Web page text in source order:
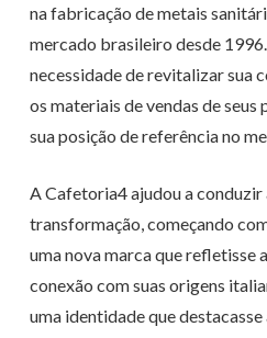
na fabricação de metais
mercado brasileiro desde 1996.
necessidade de revitalizar sua
os materiais de vendas de seus
sua posição de referência no
A Cafetoria4ajudou a conduzir
transformação, começando
uma nova marca que refletisse
conexão com suas origens
uma identidade que